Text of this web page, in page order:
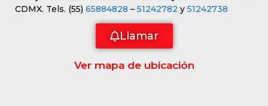
CDMX. Tels. (55) 65884828 – 51242782 y 51242738
Llamar
Ver mapa de ubicación